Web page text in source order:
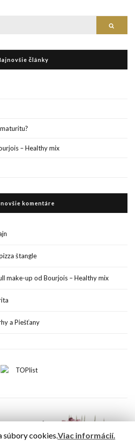
články
– Healthy mix
komentáre
štangle
make-up od Bourjois – Healthy mix
a Piešťany
súbory cookies.Viac informácií.